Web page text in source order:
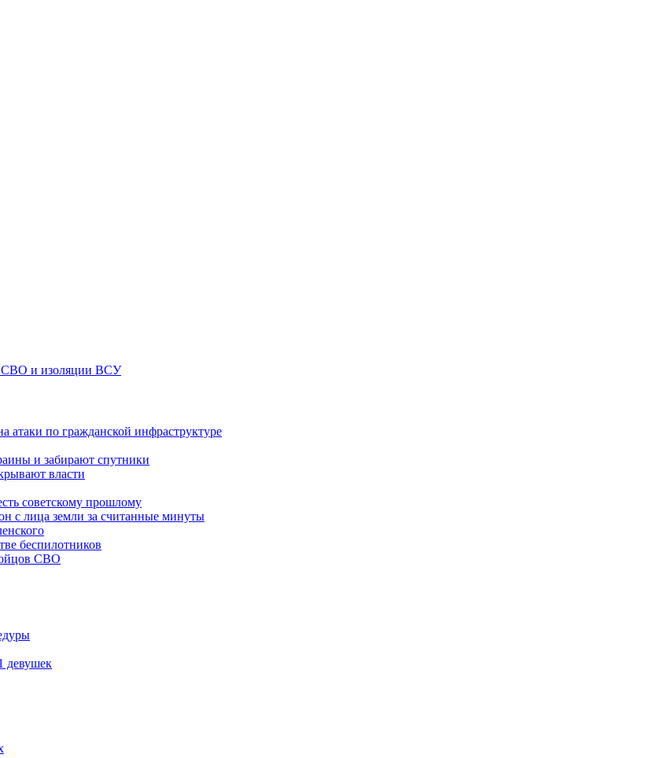
СВО и изоляции ВСУ
атаки по гражданской инфраструктуре
и забирают спутники
власти
советскому прошлому
с лица земли за считанные минуты
беспилотников
СВО
девушек